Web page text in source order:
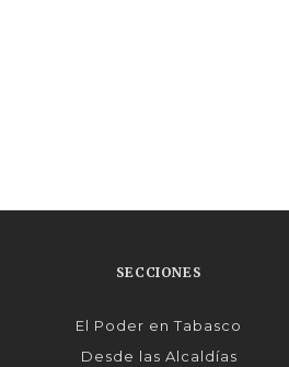
SECCIONES
El Poder en Tabasco
Desde las Alcaldías